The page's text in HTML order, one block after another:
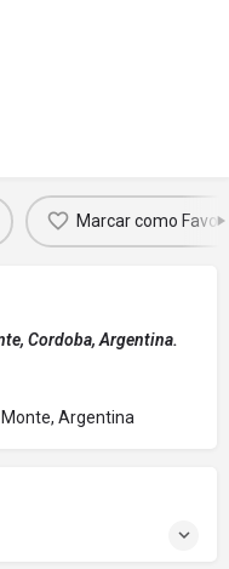
Marcar como
Cordoba, Argentina.
Monte, Argentina